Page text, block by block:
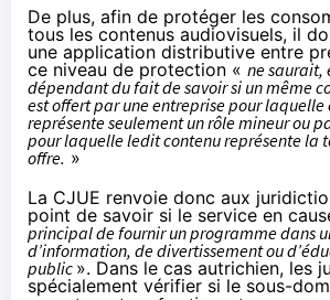
De plus, afin de protéger les
tous les contenus audiovisuels, il
une application distributive entre
ce niveau de protection « ne saurait,
dépendant du fait de savoir si un même
est offert par une entreprise pour laquelle
représente seulement un rôle mineur ou
pour laquelle ledit contenu représente la
offre. »
La CJUE renvoie donc aux
point de savoir si le service en
principal de fournir un programme dans
d’information, de divertissement ou
public ». Dans le cas autrichien, les
spécialement vérifier si le sous-